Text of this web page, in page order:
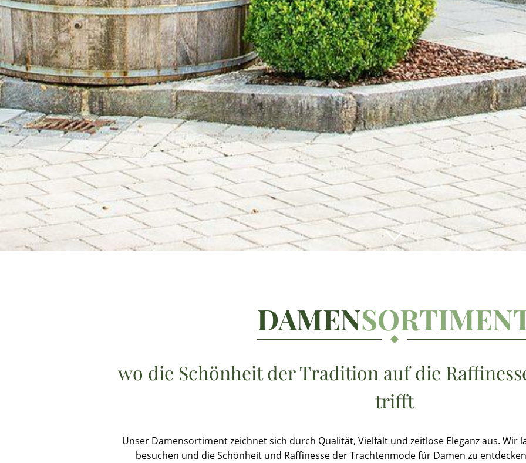
DAMEN
wo die Schönheit der Tradition auf die
trifft
Unser Damensortiment zeichnet sich durch Qualität, Vielfalt und zeitlose Eleganz aus. Wir
besuchen und die Schönheit und Raffinesse der Trachtenmode für Damen zu